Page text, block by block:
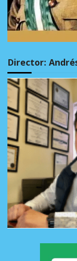
Director: